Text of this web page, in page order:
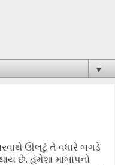
▼
ઊલટું તે વધારે બગડે
છે. હંમેશા માબાપનો